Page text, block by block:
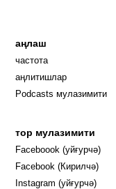
аңлаш
частота
аңлитишлар
Podcasts мулазимити
тор мулазимити
Faceboook (уйғурчә)
Facebook (Кирилчә)
Instagram (уйғурчә)